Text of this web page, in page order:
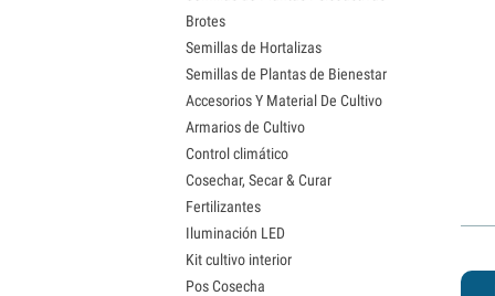
Brotes
Semillas de Hortalizas
Semillas de Plantas de Bienestar
Accesorios Y Material De Cultivo
Armarios de Cultivo
Control climático
Cosechar, Secar & Curar
Fertilizantes
Iluminación LED
Kit cultivo interior
Pos Cosecha